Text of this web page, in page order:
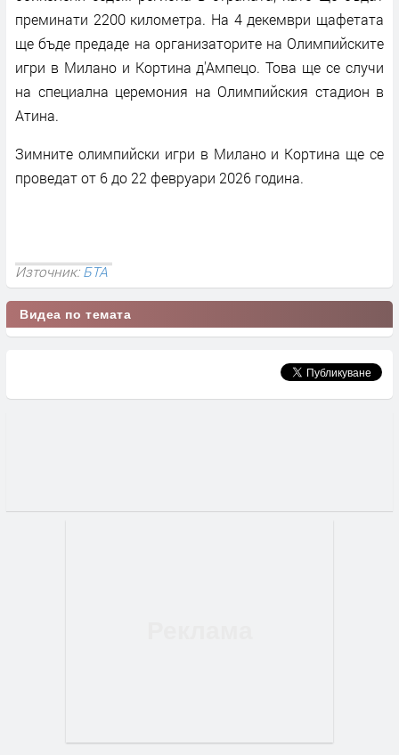
преминати 2200 километра. На 4 декември щафетата
ще бъде предаде на организаторите на Олимпийските
игри в Милано и Кортина д'Ампецо. Това ще се случи
на специална церемония на Олимпийския стадион в
Атина.
Зимните олимпийски игри в Милано и Кортина ще се
проведат от 6 до 22 февруари 2026 година.
Източник:БТА
Видеа по темата